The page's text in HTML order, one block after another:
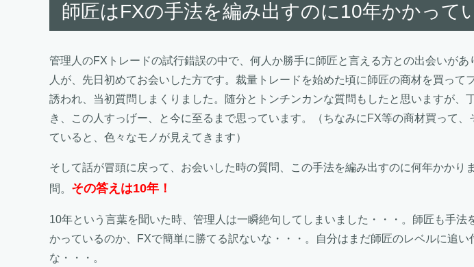
師匠はFXの手法を編み出すのに10年かかって
管理人のFXトレードの試行錯誤の中で、何人か勝手に師匠と言える方との出会いがあ
人が、先日初めてお会いした方です。裁量トレードを始めた頃に師匠の商材を買って
誘われ、当初質問しまくりました。随分とトンチンカンな質問もしたと思いますが、
き、この人すっげー、と今に至るまで思っています。（ちなみにFX等の商材買って、
ていると、色々なモノが見えてきます）
そして話が冒頭に戻って、お会いした時の質問、この手法を編み出すのに何年かかり
問。 その答えは10年！
10年という言葉を聞いた時、管理人は一瞬絶句してしまいました・・・。師匠も手法
かっているのか、FXで簡単に勝てる訳ないな・・・。自分はまだ師匠のレベルに追い
な・・・。